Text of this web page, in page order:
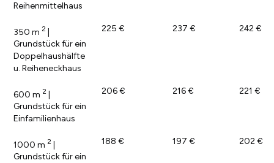
Reihenmittelhaus
350 m 2 |
Grundstück für ein
Doppelhaushälfte
u. Reiheneckhaus
225 € 237 € 242 €
600 m 2 |
Grundstück für ein
Einfamilienhaus
206 € 216 € 221 €
1000 m 2 |
Grundstück für ein
188 € 197 € 202 €